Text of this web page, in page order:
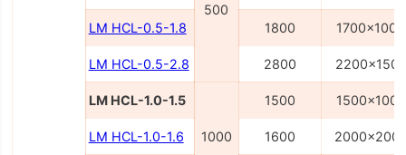
500
LM HCL-0.5-1.8 1800 1700x1000
LM HCL-0.5-2.8 2800 2200x1500
LM HCL-1.0-1.5
1000
1500 1500x1000
LM HCL-1.0-1.6 1600